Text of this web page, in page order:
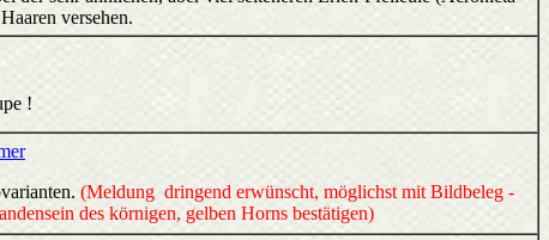
versehen.
!
(Meldung dringend erwünscht, möglichst mit Bildbeleg -
des körnigen, gelben Horns bestätigen)